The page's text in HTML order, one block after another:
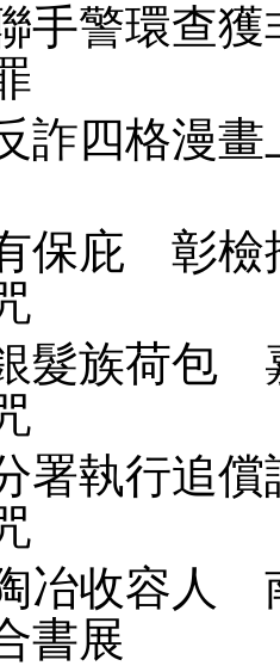
手警環查
詐四格漫
保庇 彰檢
髮族荷包
署執行追
冶收容人
書展